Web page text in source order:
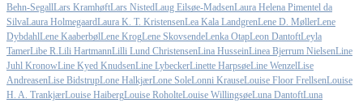
Behn-SegallLars KramhøftLars NistedLaug Eilsøe-MadsenLaura Helena Pimentel da
SilvaLaura HolmegaardLaura K. T. KristensenLea Kala LandgrenLene D. MøllerLene
DybdahlLene KaaberbølLene KrogLene SkovsendeLenka OtapLeon DantoftLeyla
TamerLibe R.Lili HartmannLilli Lund ChristensenLina HusseinLinea Bjerrum NielsenLine
Juhl KronowLine Kyed KnudsenLine LybeckerLinette HarpsøeLine WenzelLise
AndreasenLise BidstrupLone HalkjærLone SoleLonni KrauseLouise Floor FrellsenLouise
H. A. TrankjærLouise HaibergLouise RoholteLouise WillingsøeLuna DantoftLuna